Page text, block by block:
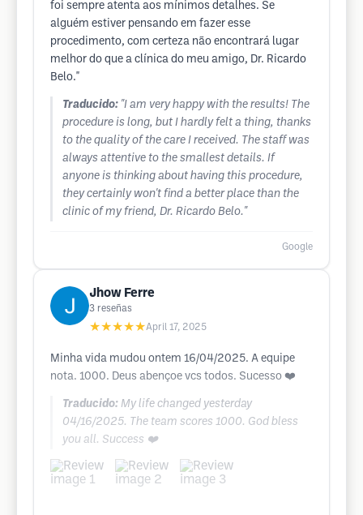
foi sempre atenta aos mínimos detalhes. Se
alguém estiver pensando em fazer esse
procedimento, com certeza não encontrará lugar
melhor do que a clínica do meu amigo, Dr. Ricardo
Belo."
Traducido: "I am very happy with the results! The
procedure is long, but I hardly felt a thing, thanks
to the quality of the care I received. The staff was
always attentive to the smallest details. If
anyone is thinking about having this procedure,
they certainly won't find a better place than the
clinic of my friend, Dr. Ricardo Belo."
Google
Jhow Ferre
3 reseñas
★★★★★April 17, 2025
Minha vida mudou ontem 16/04/2025. A equipe
nota. 1000. Deus abençoe vcs todos. Sucesso ❤️
Traducido: My life changed yesterday
04/16/2025. The team scores 1000. God bless
you all. Success ❤️